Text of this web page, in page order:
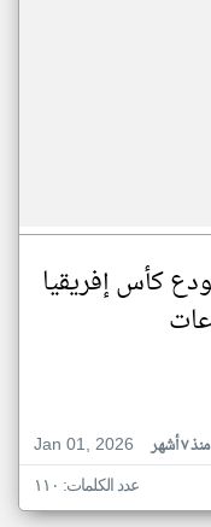
كأس إفريقيا
Jan 01, 2026
منذ ٧ أشهر
عدد الكلمات: ١١٠